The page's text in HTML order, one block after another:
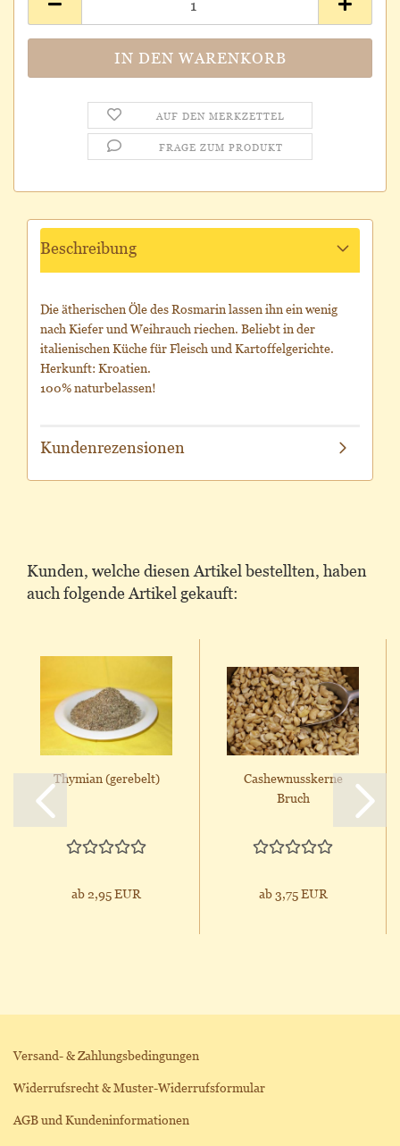
AUF DEN MERKZETTEL
FRAGE ZUM PRODUKT
Beschreibung
Die ätherischen Öle des Rosmarin lassen ihn ein wenig
nach Kiefer und Weihrauch riechen. Beliebt in der
italienischen Küche für Fleisch und Kartoffelgerichte.
Herkunft: Kroatien.
100% naturbelassen!
Kundenrezensionen
Kunden, welche diesen Artikel bestellten, haben
auch folgende Artikel gekauft:
Thymian (gerebelt)
ab 2,95 EUR
Cashewnusskerne
Bruch
ab 3,75 EUR
Versand- & Zahlungsbedingungen
Widerrufsrecht & Muster-Widerrufsformular
AGB und Kundeninformationen